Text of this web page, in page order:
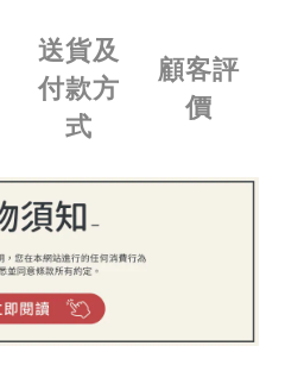
送貨及
付款方
式
顧客評
價